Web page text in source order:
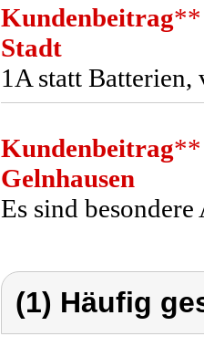
Kundenbeitrag**
Stadt
1A statt
Kundenbeitrag**
Gelnhausen
Es sind
(1) Häufig